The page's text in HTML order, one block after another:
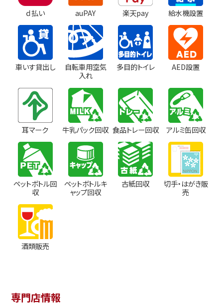
ｄ払い auPAY 楽天pay 給水機設置
車いす貸出し
自転車用空気
入れ
多目的トイレ AED設置
耳マーク 牛乳パック回収 食品トレー回収 アルミ缶回収
ペットボトル回
収
ペットボトルキ
ャップ回収
古紙回収
切手・はがき販
売
酒類販売
専門店情報